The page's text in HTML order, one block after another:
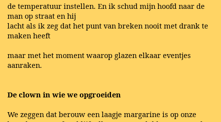
de temperatuur instellen. En ik schud mijn hoofd naar de
man op straat en hij
lacht als ik zeg dat het punt van breken nooit met drank te
maken heeft
maar met het moment waarop glazen elkaar eventjes
aanraken.
De clown in wie we opgroeiden
We zeggen dat berouw een laagje margarine is op onze